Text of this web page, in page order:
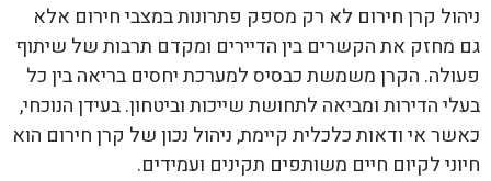
ניהול קרן חירום לא רק מספק פתרונות במצבי חירום אלא
גם מחזק את הקשרים בין הדיירים ומקדם תרבות של שיתוף
פעולה. הקרן משמשת כבסיס למערכת יחסים בריאה בין כל
בעלי הדירות ומביאה לתחושת שייכות וביטחון. בעידן הנוכחי,
כאשר אי ודאות כלכלית קיימת, ניהול נכון של קרן חירום הוא
חיוני לקיום חיים משותפים תקינים ועמידים.